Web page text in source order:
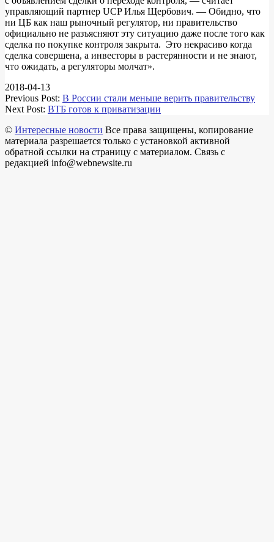
управляющий партнер UCP Илья Щербович. — Обидно, что
ни ЦБ как наш рыночный регулятор, ни правительство
официально не разъясняют эту ситуацию даже после того как
сделка по покупке контроля закрыта. Это некрасиво когда
сделка совершена, а инвесторы в растерянности и не знают,
что ожидать, а регуляторы молчат».
2018-04-13
Previous Post: В России стали меньше верить правительству
Next Post: ВТБ готов к приватизации
© Интересные новости Все права защищены, копирование
материала разрешается только с установкой активной
обратной ссылки на страницу с материалом. Связь с
редакцией info@webnewsite.ru